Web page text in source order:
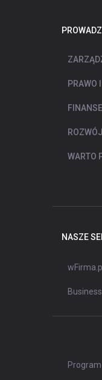
PRAWO
FINANSE
ROZWÓJ
WARTO
NASZE
wFirma.pl